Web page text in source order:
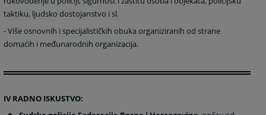
taktiku, ljudsko dostojanstvo i sl.
-Više osnovnih i specijalističkih obuka organiziranih od strane
domaćih i međunarodnih organizacija.
IV RADNO ISKUSTVO: